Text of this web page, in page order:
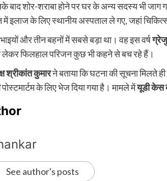
शोर-शराबा होने पर घर के अन्य सदस्य भी जाग
इलाज के लिए स्थानीय अस्पताल ले गए, जहां
भाइयों और तीन बहनों में सबसे बड़ा था। वह इस वर्ष
लेकर फिलहाल परिजन कुछ भी कहने से बच रहे हैं।
श्रीकांत कुमारने बताया कि घटना की सूचना मिलते
पोस्टमार्टम के लिए भेज दिया गया है। मामले मेंयूडी केस
See author's posts